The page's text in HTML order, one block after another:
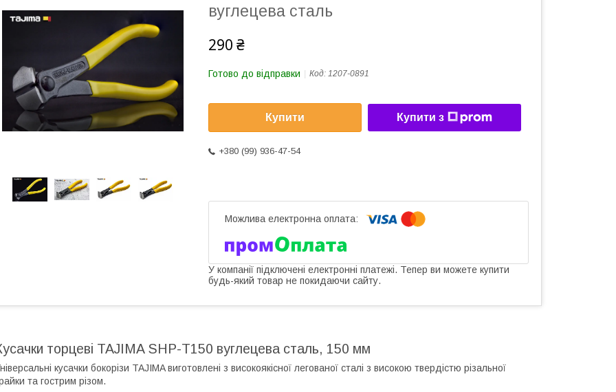
вуглецева сталь
290 ₴
Готово до відправки Код: 1207-0891
Купити Купити з
+380 (99) 936-47-54
У компанії підключені електронні платежі. Тепер ви можете купити
будь-який товар не покидаючи сайту.
торцеві TAJIMA SHP-T150 вуглецева сталь, 150 мм
кусачки бокорізи TAJIMA виготовлені з високоякісної легованої сталі з високою твердістю різальної
та гострим різом.